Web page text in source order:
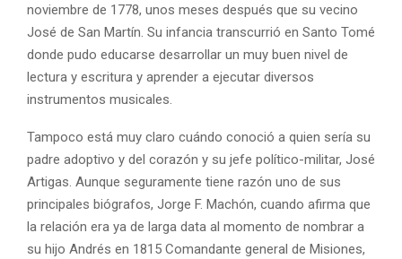
noviembre de 1778, unos meses después que su vecino
José de San Martín. Su infancia transcurrió en Santo Tomé
donde pudo educarse desarrollar un muy buen nivel de
lectura y escritura y aprender a ejecutar diversos
instrumentos musicales.
Tampoco está muy claro cuándo conoció a quien sería su
padre adoptivo y del corazón y su jefe político-militar, José
Artigas. Aunque seguramente tiene razón uno de sus
principales biógrafos, Jorge F. Machón, cuando afirma que
la relación era ya de larga data al momento de nombrar a
su hijo Andrés en 1815 Comandante general de Misiones,